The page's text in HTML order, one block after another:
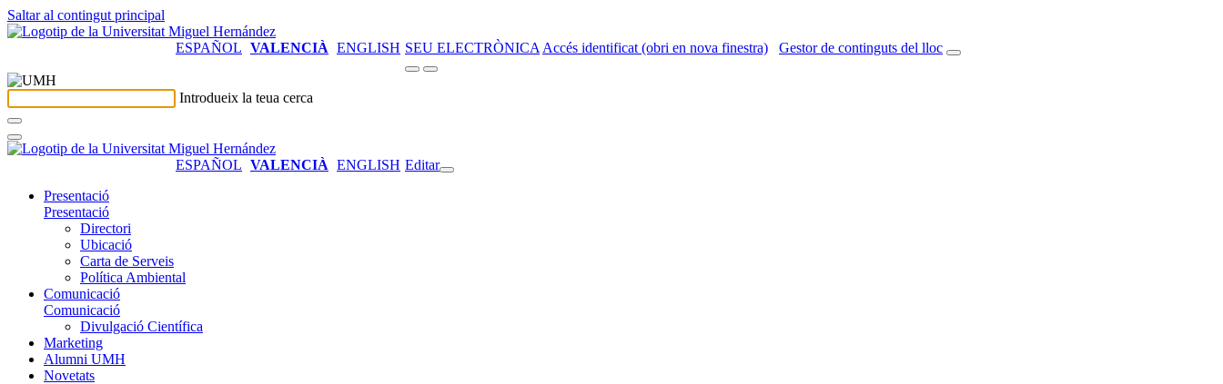
Saltar al contingut principal
ESPAÑOL VALENCIÀ ENGLISH SEU ELECTRÒNICA Accés identificat (obri en nova finestra) Gestor de continguts del lloc
Introdueix la teua cerca
ESPAÑOL VALENCIÀ ENGLISH Editar
Presentació
Presentació
Directori
Ubicació
Carta de Serveis
Política Ambiental
Comunicació
Comunicació
Divulgació Científica
Marketing
Alumni UMH
Novetats